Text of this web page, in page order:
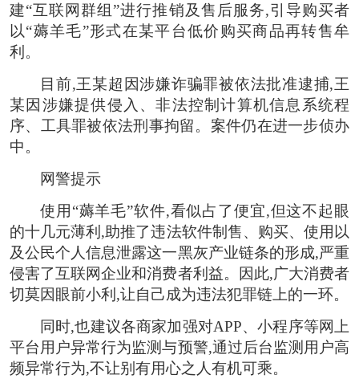
建“互联网群组”进行推销及售后服务,引导购买者
以“薅羊毛”形式在某平台低价购买商品再转售牟
利。
目前,王某超因涉嫌诈骗罪被依法批准逮捕,王
某因涉嫌提供侵入、非法控制计算机信息系统程
序、工具罪被依法刑事拘留。案件仍在进一步侦办
中。
网警提示
使用“薅羊毛”软件,看似占了便宜,但这不起眼
的十几元薄利,助推了违法软件制售、购买、使用以
及公民个人信息泄露这一黑灰产业链条的形成,严重
侵害了互联网企业和消费者利益。因此,广大消费者
切莫因眼前小利,让自己成为违法犯罪链上的一环。
同时,也建议各商家加强对APP、小程序等网上
平台用户异常行为监测与预警,通过后台监测用户高
频异常行为,不让别有用心之人有机可乘。